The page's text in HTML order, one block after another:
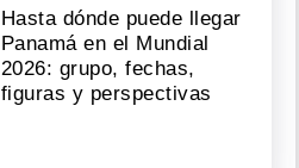
Hasta dónde puede llegar
Panamá en el Mundial
2026: grupo, fechas,
figuras y perspectivas